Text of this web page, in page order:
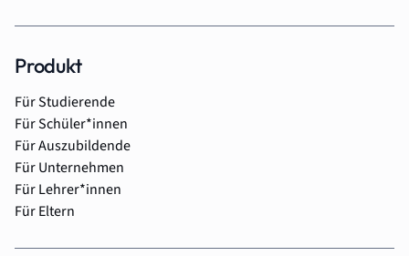
Produkt
Für Studierende
Für Schüler*innen
Für Auszubildende
Für Unternehmen
Für Lehrer*innen
Für Eltern